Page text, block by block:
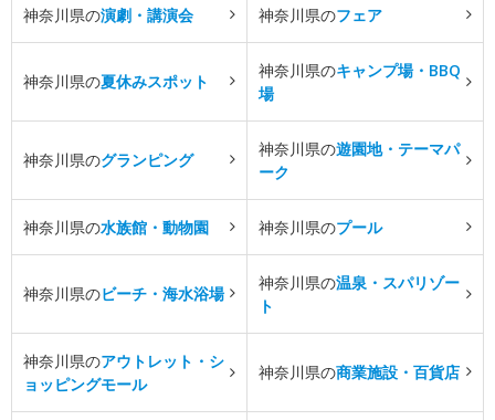
神奈川県の演劇・講演会 神奈川県のフェア
神奈川県の夏休みスポット
神奈川県のキャンプ場・BBQ
場
神奈川県のグランピング
神奈川県の遊園地・テーマパ
ーク
神奈川県の水族館・動物園 神奈川県のプール
神奈川県のビーチ・海水浴場
神奈川県の温泉・スパリゾー
ト
神奈川県のアウトレット・シ
ョッピングモール
神奈川県の商業施設・百貨店